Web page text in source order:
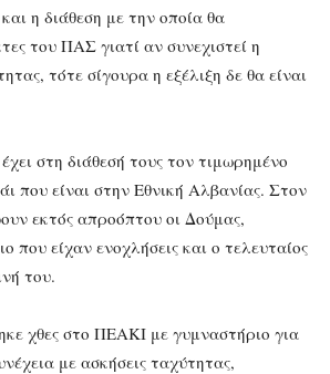
η διάθεση με την οποία θα
του ΠΑΣ γιατί αν συνεχιστεί η
τότε σίγουρα η εξέλιξη δε θα είναι
στη διάθεσή τους τον τιμωρημένο
που είναι στην Εθνική Αλβανίας. Στον
εκτός απροόπτου οι Δούμας,
που είχαν ενοχλήσεις και ο τελευταίος
του.
χθες στο ΠΕΑΚΙ με γυμναστήριο για
με ασκήσεις ταχύτητας,